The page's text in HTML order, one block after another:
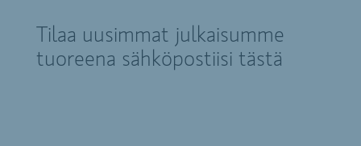
Tilaa uusimmat julkaisumme
tuoreena sähköpostiisi tästä